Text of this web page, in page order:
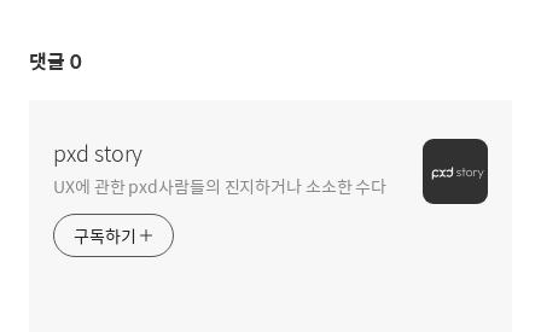
댓글 0
pxd story
UX에 관한 pxd사람들의 진지하거나 소소한 수다
구독하기